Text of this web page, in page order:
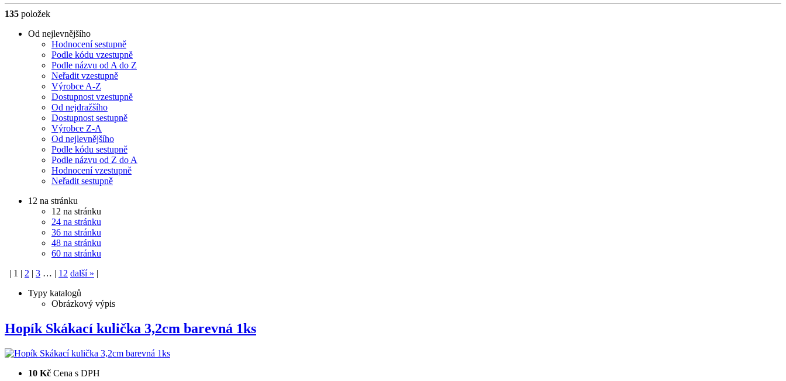
135 položek
Od nejlevnějšího
Hodnocení sestupně
Podle kódu vzestupně
Podle názvu od A do Z
Neřadit vzestupně
Výrobce A-Z
Dostupnost vzestupně
Od nejdražšího
Dostupnost sestupně
Výrobce Z-A
Od nejlevnějšího
Podle kódu sestupně
Podle názvu od Z do A
Hodnocení vzestupně
Neřadit sestupně
12 na stránku
12 na stránku
24 na stránku
36 na stránku
48 na stránku
60 na stránku
| 1 | 2 | 3 … | 12 další» |
Typy katalogů
Obrázkový výpis
Hopík Skákací kulička 3,2cm barevná 1ks
10 Kč Cena s DPH